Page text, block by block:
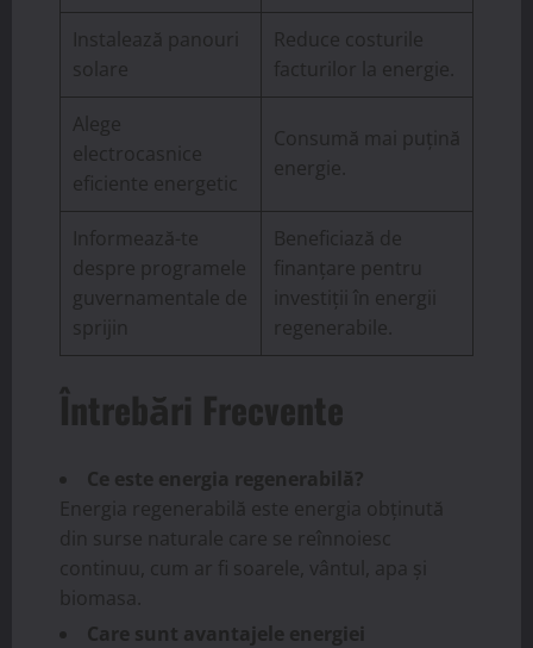
Instalează panouri
solare
Reduce costurile
facturilor la energie.
Alege
electrocasnice
eficiente energetic
Consumă mai puțină
energie.
Informează-te
despre programele
guvernamentale de
sprijin
Beneficiază de
finanțare pentru
investiții în energii
regenerabile.
Întrebări Frecvente
Ce este energia regenerabilă?
Energia regenerabilă este energia obținută
din surse naturale care se reînnoiesc
continuu, cum ar fi soarele, vântul, apa și
biomasa.
Care sunt avantajele energiei